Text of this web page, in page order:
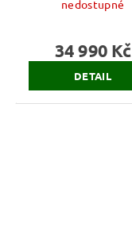
nedostupné
34 990 Kč
DETAIL